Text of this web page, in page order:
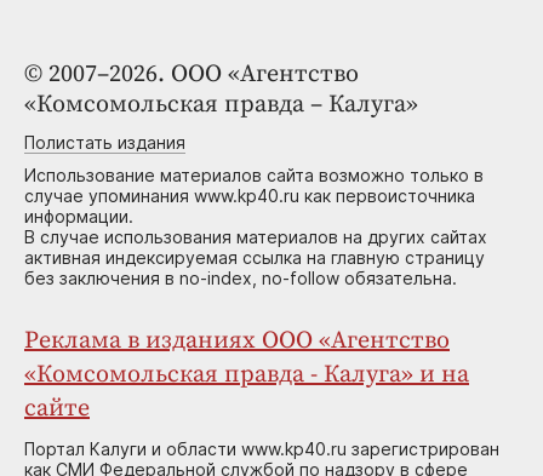
© 2007–2026. ООО «Агентство
«Комсомольская правда – Калуга»
Полистать издания
Использование материалов сайта возможно только в
случае упоминания www.kp40.ru как первоисточника
информации.
В случае использования материалов на других сайтах
активная индексируемая ссылка на главную страницу
без заключения в no-index, no-follow обязательна.
Реклама в изданиях ООО «Агентство
«Комсомольская правда - Калуга» и на
сайте
Портал Калуги и области www.kp40.ru зарегистрирован
как СМИ Федеральной службой по надзору в сфере